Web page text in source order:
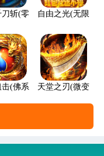
斩(零氪送赞爆充)
自由之光(无限红
(佛系打金养老传奇)
天堂之刃(微变攻